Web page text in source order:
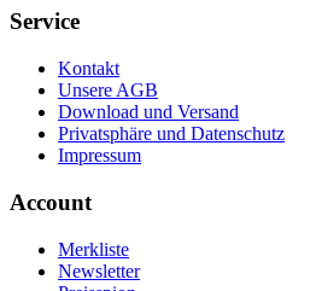
Service
Kontakt
Unsere AGB
Download und Versand
Privatsphäre und Datenschutz
Impressum
Account
Merkliste
Newsletter